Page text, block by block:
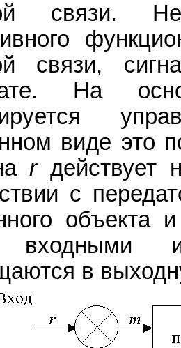
связи.
связи,
На
виде это
r действует
с
объекта
входными
в